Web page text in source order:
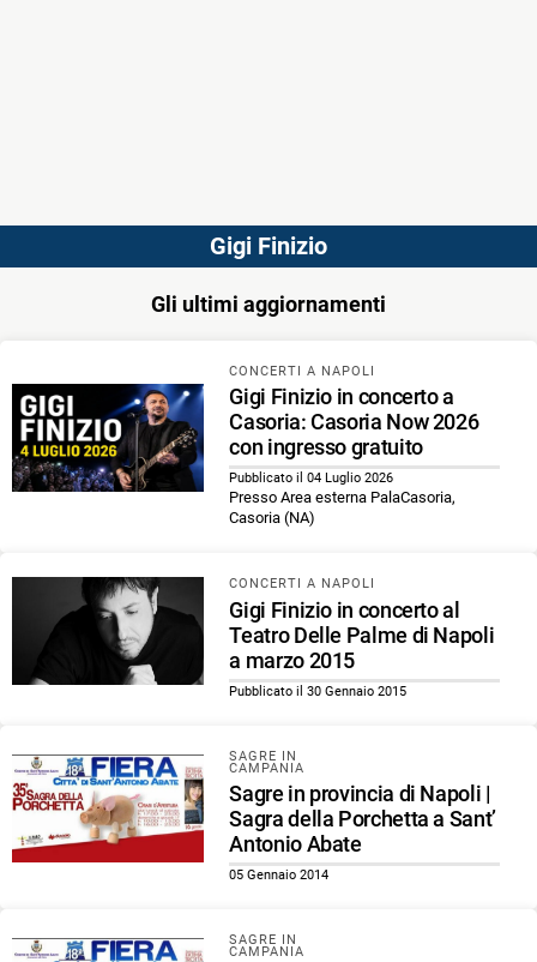
Gigi Finizio
Gli ultimi aggiornamenti
CONCERTI A NAPOLI
Gigi Finizio in concerto a
Casoria: Casoria Now 2026
con ingresso gratuito
Pubblicato il 04 Luglio 2026
Presso Area esterna PalaCasoria,
Casoria (NA)
CONCERTI A NAPOLI
Gigi Finizio in concerto al
Teatro Delle Palme di Napoli
a marzo 2015
Pubblicato il 30 Gennaio 2015
SAGRE IN
CAMPANIA
Sagre in provincia di Napoli |
Sagra della Porchetta a Sant’
Antonio Abate
05 Gennaio 2014
SAGRE IN
CAMPANIA